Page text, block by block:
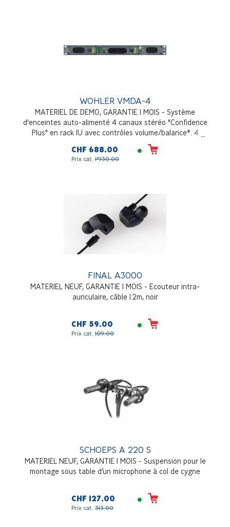
WOHLER VMDA-4
MATERIEL DE DEMO, GARANTIE 1 MOIS - Système
d'enceintes auto-alimenté 4 canaux stéréo "Confidence
Plus" en rack 1U avec contrôles volume/balance*. 4
entrées AES sur BNCs et "Mini-Phoenix". 4 entrées
analogiques stéréo. Sortie analogique de la source 2
canaux sélectionnée. 2 compteurs LED 2x10 seg.
CHF 688.00
Prix cat. 1'930.00
FINAL A3000
MATERIEL NEUF, GARANTIE 1 MOIS - Ecouteur intra-
auriculaire, câble 1.2m, noir
CHF 59.00
Prix cat. 109.00
SCHOEPS A 220 S
MATERIEL NEUF, GARANTIE 1 MOIS - Suspension pour le
montage sous table d’un microphone à col de cygne
CHF 127.00
Prix cat. 313.00